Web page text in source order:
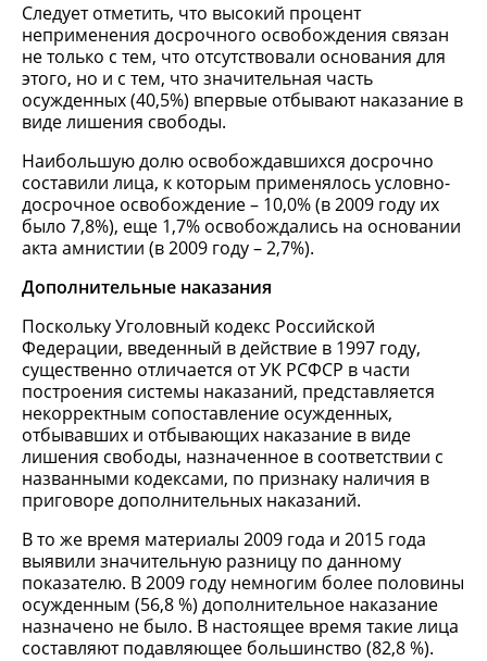
Следует отметить, что высокий процент
неприменения досрочного освобождения связан
не только с тем, что отсутствовали основания для
этого, но и с тем, что значительная часть
осужденных (40,5%) впервые отбывают наказание в
виде лишения свободы.
Наибольшую долю освобождавшихся досрочно
составили лица, к которым применялось условно-
досрочное освобождение – 10,0% (в 2009 году их
было 7,8%), еще 1,7% освобождались на основании
акта амнистии (в 2009 году – 2,7%).
Дополнительные наказания
Поскольку Уголовный кодекс Российской
Федерации, введенный в действие в 1997 году,
существенно отличается от УК РСФСР в части
построения системы наказаний, представляется
некорректным сопоставление осужденных,
отбывавших и отбывающих наказание в виде
лишения свободы, назначенное в соответствии с
названными кодексами, по признаку наличия в
приговоре дополнительных наказаний.
В то же время материалы 2009 года и 2015 года
выявили значительную разницу по данному
показателю. В 2009 году немногим более половины
осужденным (56,8 %) дополнительное наказание
назначено не было. В настоящее время такие лица
составляют подавляющее большинство (82,8 %).